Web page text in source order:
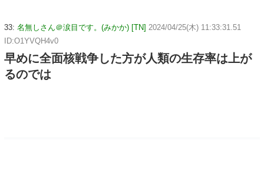
33: 名無しさん＠涙目です。(みかか) [TN] 2024/04/25(木) 11:33:31.51
ID:O1YVQH4v0
早めに全面核戦争した方が人類の生存率は上が
るのでは